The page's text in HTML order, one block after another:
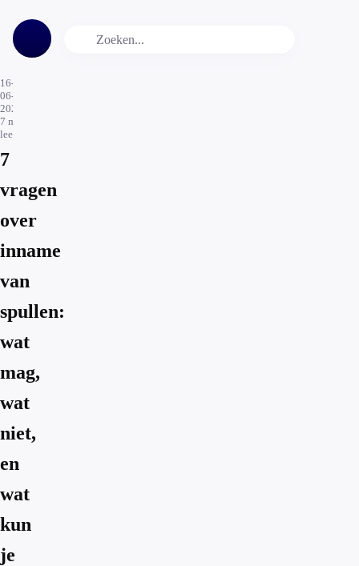
16-
06-
2025
7 min.
leestijd
7
vragen
over
inname
van
spullen:
wat
mag,
wat
niet,
en
wat
kun
je